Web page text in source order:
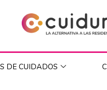
DE CUIDADOS